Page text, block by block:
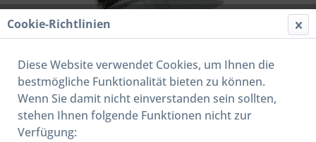
44,00 € *
Cookie-Richtlinien
Diese Website verwendet Cookies, um Ihnen die
bestmögliche Funktionalität bieten zu können.
Wenn Sie damit nicht einverstanden sein sollten,
stehen Ihnen folgende Funktionen nicht zur
Verfügung: